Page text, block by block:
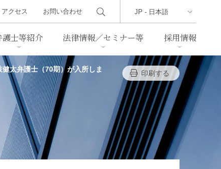
セス
事業再生・倒産
取引 通商法・経済安全保障
事 中国法務
護士等紹介 法律情報／セミナー等
レター 判例紹介
採用情報
アクセス お問い合わせ
太弁護士（70期）が入所しま
印刷する